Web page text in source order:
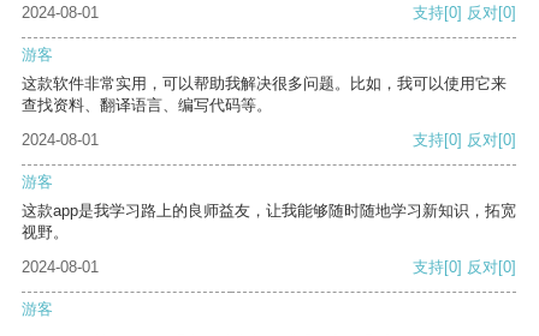
2024-08-01
支持[0] 反对[0]
游客
这款软件非常实用，可以帮助我解决很多问题。比如，我可以使用它来
查找资料、翻译语言、编写代码等。
2024-08-01
支持[0] 反对[0]
游客
这款app是我学习路上的良师益友，让我能够随时随地学习新知识，拓宽
视野。
2024-08-01
支持[0] 反对[0]
游客